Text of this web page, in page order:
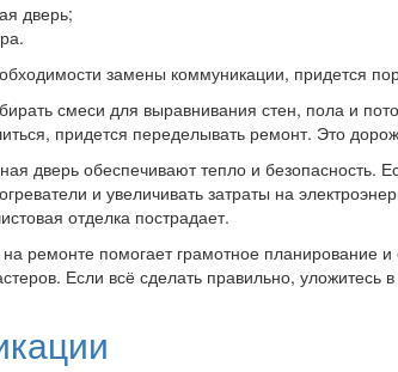
дверь;
замены коммуникации, придется
смеси для выравнивания стен, пола и
придется переделывать ремонт. Это
дверь обеспечивают тепло и безопасность.
и увеличивать затраты на
отделка пострадает.
ремонте помогает грамотное планирование
Если всё сделать правильно, уложитесь